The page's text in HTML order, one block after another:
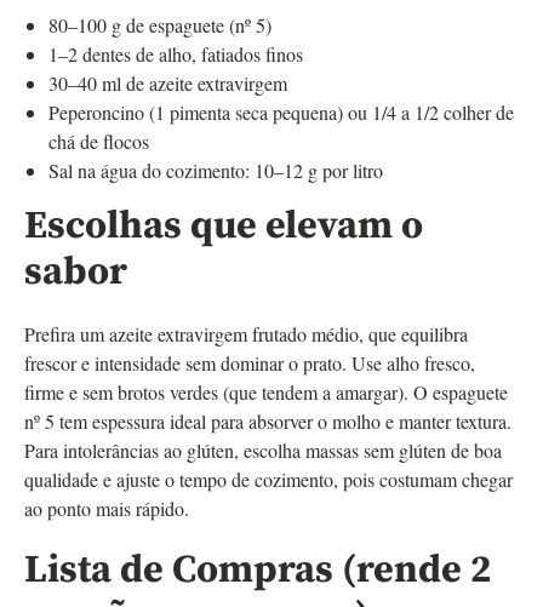
80–100 g de espaguete (nº 5)
1–2 dentes de alho, fatiados finos
30–40 ml de azeite extravirgem
Peperoncino (1 pimenta seca pequena) ou 1/4 a 1/2 colher de
chá de flocos
Sal na água do cozimento: 10–12 g por litro
Escolhas que elevam o
sabor
Prefira um azeite extravirgem frutado médio, que equilibra
frescor e intensidade sem dominar o prato. Use alho fresco,
firme e sem brotos verdes (que tendem a amargar). O espaguete
nº 5 tem espessura ideal para absorver o molho e manter textura.
Para intolerâncias ao glúten, escolha massas sem glúten de boa
qualidade e ajuste o tempo de cozimento, pois costumam chegar
ao ponto mais rápido.
Lista de Compras (rende 2